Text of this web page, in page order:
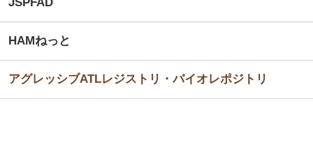
HAMねっと
アグレッシブATLレジストリ・バイオレポジトリ